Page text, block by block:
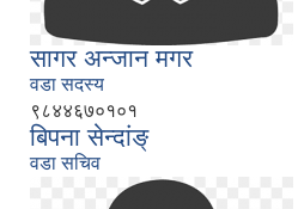
सागर अन्जान मगर
वडा सदस्य
९८४४६७०१०१
बिपना सेन्दांङ्
वडा सचिव